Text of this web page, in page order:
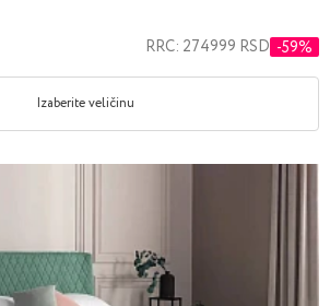
RRC: 274999 RSD -59%
Izaberite veličinu